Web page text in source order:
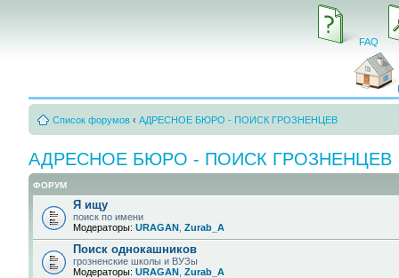
FAQ
Список форумов ‹ АДРЕСНОЕ БЮРО - ПОИСК ГРОЗНЕНЦЕВ
АДРЕСНОЕ БЮРО - ПОИСК ГРОЗНЕНЦЕВ
ФОРУМ
Я ищу
поиск по имени
Модераторы: URAGAN Zurab_A
Поиск однокашников
грозненские школы и ВУЗы
Модераторы: URAGAN Zurab_A